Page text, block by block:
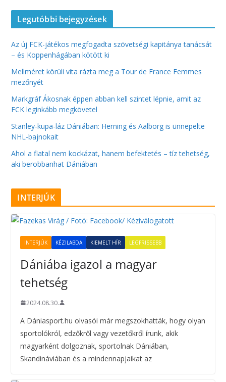
Legutóbbi bejegyzések
Az új FCK-játékos megfogadta szövetségi kapitánya tanácsát
– és Koppenhágában kötött ki
Mellméret körüli vita rázta meg a Tour de France Femmes
mezőnyét
Markgráf Ákosnak éppen abban kell szintet lépnie, amit az
FCK leginkább megkövetel
Stanley-kupa-láz Dániában: Herning és Aalborg is ünnepelte
NHL-bajnokait
Ahol a fiatal nem kockázat, hanem befektetés – tíz tehetség,
aki berobbanhat Dániában
INTERJÚK
INTERJÚK KÉZILABDA KIEMELT HÍR LEGFRISSEBB
Dániába igazol a magyar
tehetség
2024.08.30.
A Dániasport.hu olvasói már megszokhatták, hogy olyan
sportolókról, edzőkről vagy vezetőkről írunk, akik
magyarként dolgoznak, sportolnak Dániában,
Skandináviában és a mindennapjaikat az